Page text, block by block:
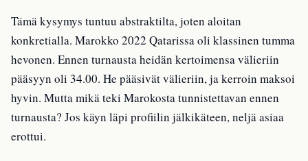
Tämä kysymys tuntuu abstraktilta, joten aloitan
konkretialla. Marokko 2022 Qatarissa oli klassinen tumma
hevonen. Ennen turnausta heidän kertoimensa välieriin
pääsyyn oli 34.00. He pääsivät välieriin, ja kerroin maksoi
hyvin. Mutta mikä teki Marokosta tunnistettavan ennen
turnausta? Jos käyn läpi profiilin jälkikäteen, neljä asiaa
erottui.